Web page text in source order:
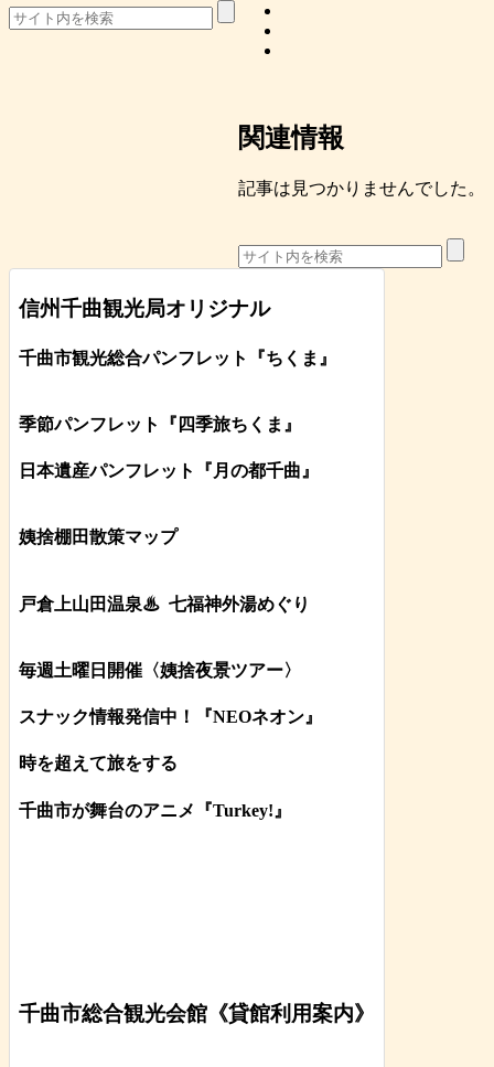
関連情報
記事は見つかりませんでした。
信州千曲観光局オリジナル
千曲市観光総合パンフレット 『ちくま 』
季節パンフレット『四季旅ちくま』
日本遺産パンフレット 『月の都千曲 』
姨捨棚田散策マップ
戸倉上山田温泉♨ 七福神外湯めぐり
毎週土曜日開催〈姨捨夜景ツアー〉
スナック情報発信中！『NEOネオン』
時を超えて旅をする
千曲市が舞台のアニメ『Turkey!』
千曲市総合観光会館《貸館利用案内》